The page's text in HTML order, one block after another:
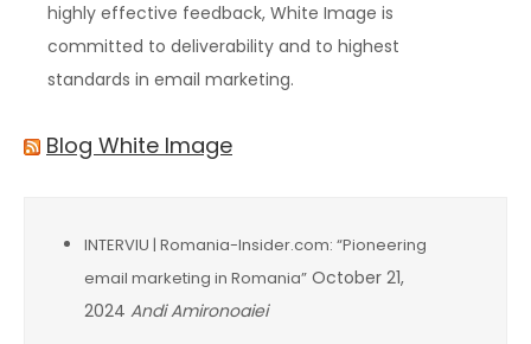
highly effective feedback, White Image is
committed to deliverability and to highest
standards in email marketing.
Blog White Image
INTERVIU | Romania-Insider.com: “Pioneering
email marketing in Romania” October 21,
2024 Andi Amironoaiei